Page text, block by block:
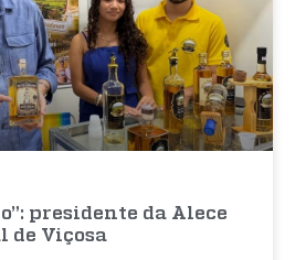
presidente da Alece
de Viçosa